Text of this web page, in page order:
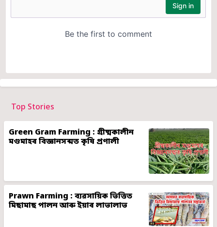
Top Stories
Green Gram Farming : গ্ৰীষ্মকালীন
মগুমাহৰ বিজ্ঞানসন্মত কৃষি প্ৰণালী
Prawn Farming : ব্যৱসায়িক ভিত্তিত
মিছামাছ পালন আৰু ইয়াৰ লাভালাভ